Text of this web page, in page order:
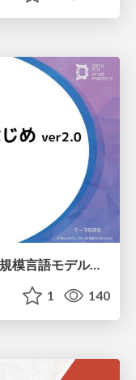
つくって納得、つかって実感！ 大規模言語モデルことはじめ ver2.0
1 140